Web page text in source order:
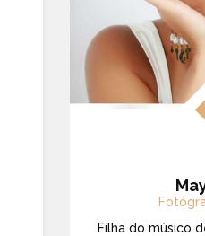
Filha do músico